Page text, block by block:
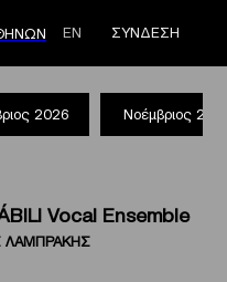
ΕΝ ΣΥΝΔΕΣΗ
2026 Νοέμβριος
Vocal Ensemble
ΛΑΜΠΡΑΚΗΣ